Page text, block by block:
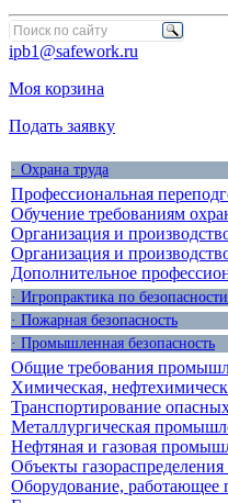
ipb1@safework.ru
Моя корзина
Подать заявку
· Охрана труда
Профессиональная
Обучение требованиям
Организация и
Организация и
Дополнительное
· Игропрактика по
· Пожарная безопасность
· Промышленная безопасность
Общие требования
Химическая,
Транспортирование
Металлургическая
Нефтяная и газовая
Объекты
Оборудование, работающее